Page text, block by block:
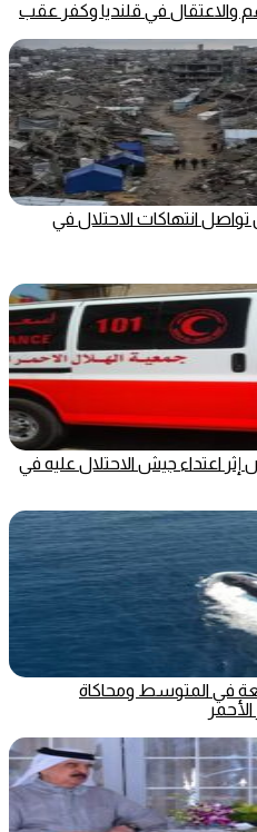
والاعتقال في قلنديا وكفر عقب
تواصل انتهاكات الاحتلال في
اعتداء جيش الاحتلال عليه في
في المتوسط ومحاكاة